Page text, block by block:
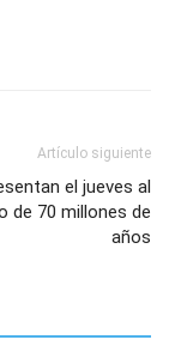
Artículo siguiente
el jueves al
de 70 millones de
años